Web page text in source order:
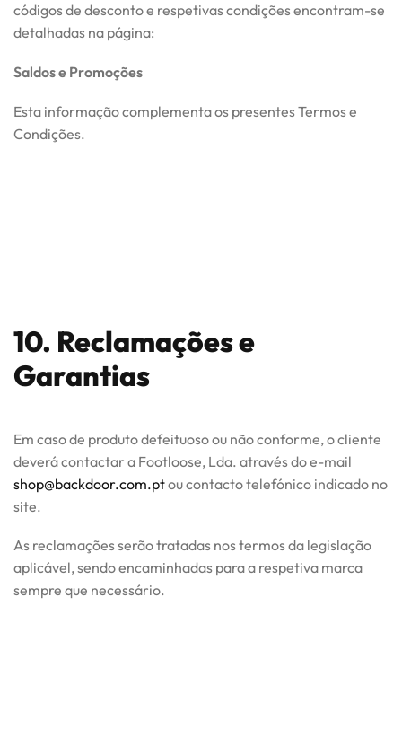
códigos de desconto e respetivas condições encontram-se
detalhadas na página:
Saldos e Promoções
Esta informação complementa os presentes Termos e
Condições.
10. Reclamações e
Garantias
Em caso de produto defeituoso ou não conforme, o cliente
deverá contactar a Footloose, Lda. através do e-mail
shop@backdoor.com.ptou contacto telefónico indicado no
site.
As reclamações serão tratadas nos termos da legislação
aplicável, sendo encaminhadas para a respetiva marca
sempre que necessário.